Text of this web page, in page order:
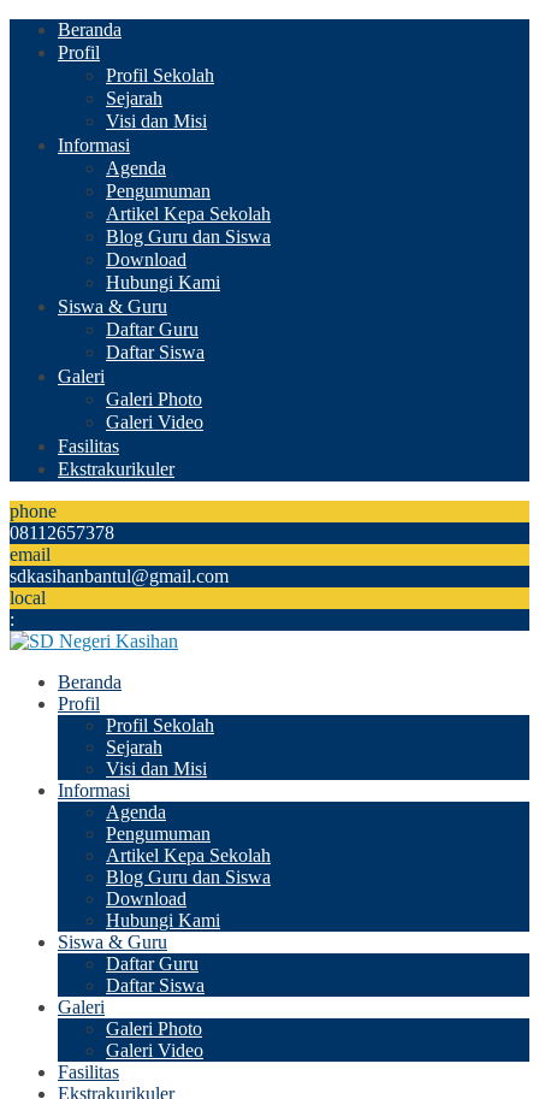
Beranda
Profil
Profil Sekolah
Sejarah
Visi dan Misi
Informasi
Agenda
Pengumuman
Artikel Kepa Sekolah
Blog Guru dan Siswa
Download
Hubungi Kami
Siswa & Guru
Daftar Guru
Daftar Siswa
Galeri
Galeri Photo
Galeri Video
Fasilitas
Ekstrakurikuler
phone
08112657378
email
sdkasihanbantul@gmail.com
local
:
Beranda
Profil
Profil Sekolah
Sejarah
Visi dan Misi
Informasi
Agenda
Pengumuman
Artikel Kepa Sekolah
Blog Guru dan Siswa
Download
Hubungi Kami
Siswa & Guru
Daftar Guru
Daftar Siswa
Galeri
Galeri Photo
Galeri Video
Fasilitas
Ekstrakurikuler